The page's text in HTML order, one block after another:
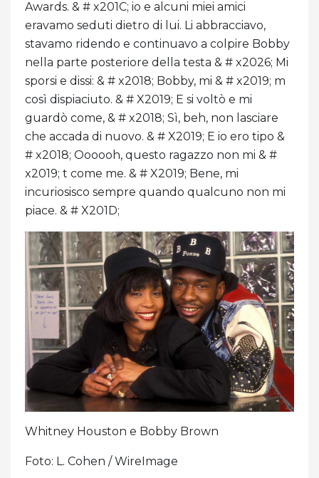
Awards. & # x201C; io e alcuni miei amici
eravamo seduti dietro di lui. Li abbracciavo,
stavamo ridendo e continuavo a colpire Bobby
nella parte posteriore della testa & # x2026; Mi
sporsi e dissi: & # x2018; Bobby, mi & # x2019; m
così dispiaciuto. & # X2019; E si voltò e mi
guardò come, & # x2018; Sì, beh, non lasciare
che accada di nuovo. & # X2019; E io ero tipo &
# x2018; Oooooh, questo ragazzo non mi & #
x2019; t come me. & # X2019; Bene, mi
incuriosisco sempre quando qualcuno non mi
piace. & # X201D;
Whitney Houston e Bobby Brown
Foto: L. Cohen / WireImage